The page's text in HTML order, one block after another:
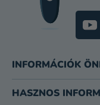
INFORMÁCIÓK
HASZNOS